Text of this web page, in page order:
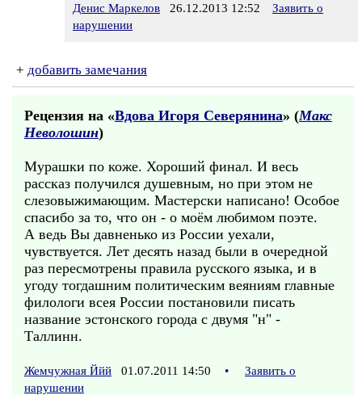
Денис Маркелов 26.12.2013 12:52
Заявить о
нарушении
+ добавить замечания
Рецензия на «Вдова Игоря Северянина» (Макс
Неволошин)
Мурашки по коже. Хороший финал. И весь
рассказ получился душевным, но при этом не
слезовыжимающим. Мастерски написано! Особое
спасибо за то, что он - о моём любимом поэте.
А ведь Вы давненько из России уехали,
чувствуется. Лет десять назад были в очередной
раз пересмотрены правила русского языка, и в
угоду тогдашним политическим веяниям главные
филологи всея России постановили писать
название эстонского города с двумя "н" -
Таллинн.
Жемчужная Ййй 01.07.2011 14:50 •
Заявить о
нарушении